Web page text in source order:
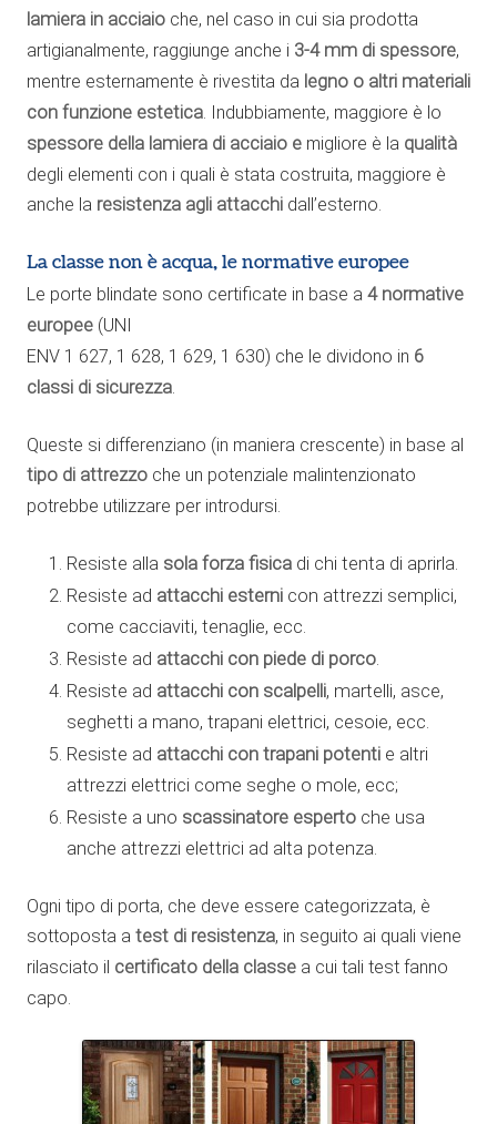
lamiera in acciaio che, nel caso in cui sia prodotta
artigianalmente, raggiunge anche i 3-4 mm di spessore,
mentre esternamente è rivestita da legno o altri materiali
con funzione estetica . Indubbiamente, maggiore è lo
spessore della lamiera di acciaio e migliore è la qualità
degli elementi con i quali è stata costruita, maggiore è
anche la resistenza agli attacchi dall’esterno.
La classe non è acqua, le normative europee
Le porte blindate sono certificate in base a 4 normative
europee (UNI
ENV 1 627, 1 628, 1 629, 1 630) che le dividono in 6
classi di sicurezza
Queste si differenziano (in maniera crescente) in base al
tipo di attrezzo che un potenziale malintenzionato
potrebbe utilizzare per introdursi.
Resiste alla sola forza fisica di chi tenta di aprirla.
Resiste ad attacchi esterni con attrezzi semplici,
come cacciaviti, tenaglie, ecc.
Resiste ad attacchi con piede di porco
Resiste ad attacchi con scalpelli, martelli, asce,
seghetti a mano, trapani elettrici, cesoie, ecc.
Resiste ad attacchi con trapani potenti e altri
attrezzi elettrici come seghe o mole, ecc;
Resiste a uno scassinatore esperto che usa
anche attrezzi elettrici ad alta potenza.
Ogni tipo di porta, che deve essere categorizzata, è
sottoposta a test di resistenza, in seguito ai quali viene
rilasciato il certificato della classe a cui tali test fanno
capo.